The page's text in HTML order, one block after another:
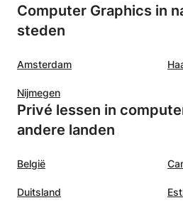
Computer Graphics in
steden
Amsterdam
Nijmegen
Privé lessen in
andere landen
België
Duitsland